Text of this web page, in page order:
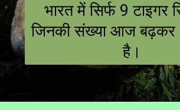
भारत में सिर्फ 9 टाइगर
जिनकी संख्या आज बढ़कर
है।